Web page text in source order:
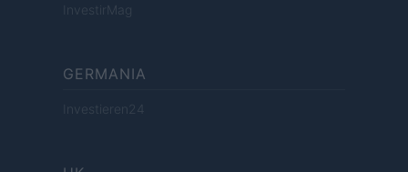
InvestirMag
GERMANIA
Investieren24